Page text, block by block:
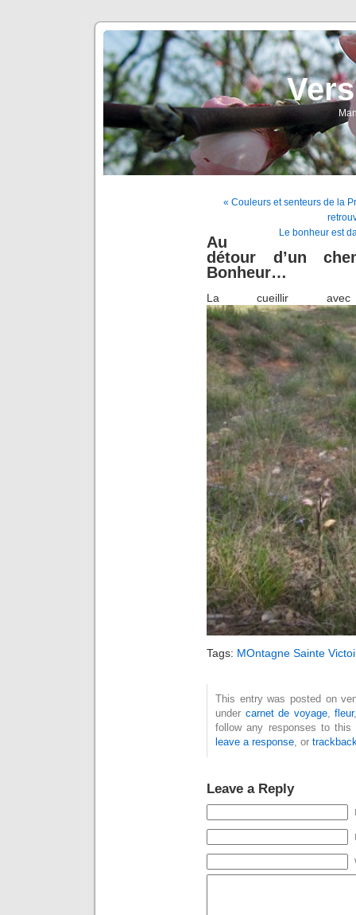
« Couleurs et senteurs de la
Le bonheur est
Au
détour d’un
Bonheur…
La cueillir
Tags: MOntagne Sainte
This entry was posted on
under carnet de voyage,fleur
follow any responses to
leave a response , or
Leave a Reply